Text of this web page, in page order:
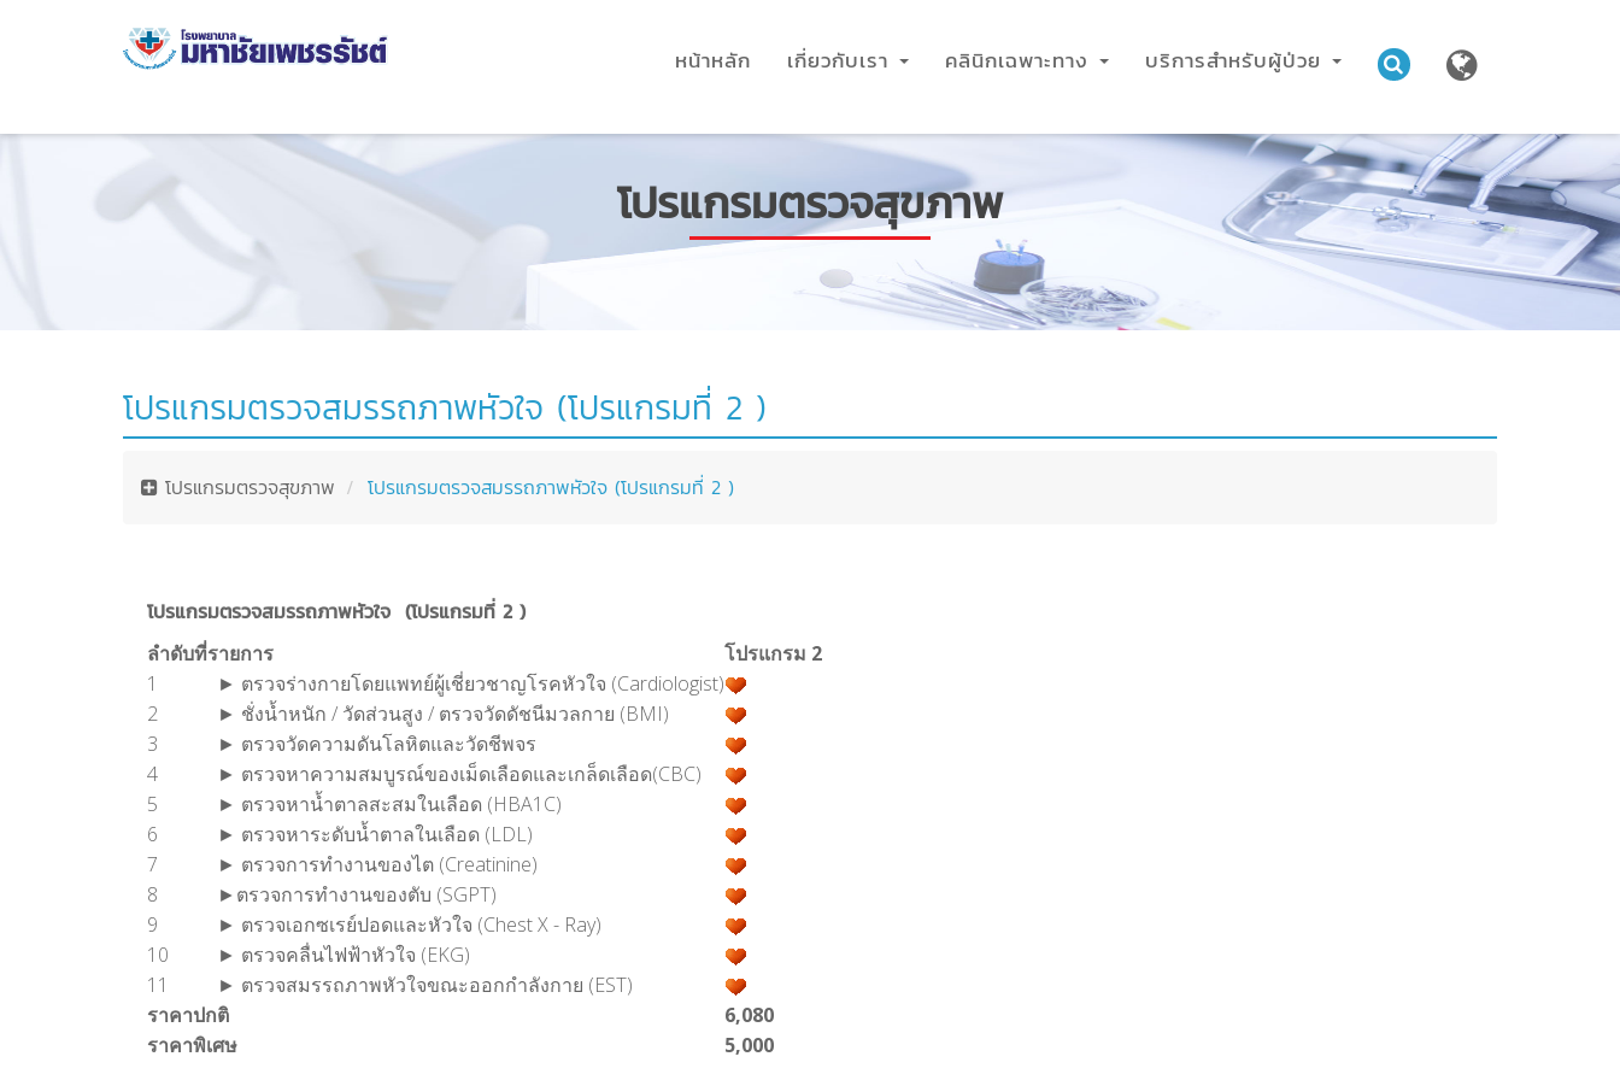
หน้าหลัก เกี่ยวกับเรา คลินิกเฉพาะทาง บริการสำหรับผู้ป่วย
โปรแกรมตรวจสุขภาพ
โปรแกรมตรวจสมรรถภาพหัวใจ (โปรแกรมที่ 2 )
โปรแกรมตรวจสุขภาพ โปรแกรมตรวจสมรรถภาพหัวใจ (โปรแกรมที่ 2 )
โปรแกรมตรวจสมรรถภาพหัวใจ (โปรแกรมที่ 2 )
ลำดับที่รายการ
โปรแกรม 2
1
► ตรวจร่างกายโดยแพทย์ผู้เชี่ยวชาญโรคหัวใจ (Cardiologist)
2
► ชั่งน้ำหนัก / วัดส่วนสูง / ตรวจวัดดัชนีมวลกาย (BMI)
3
► ตรวจวัดความดันโลหิตและวัดชีพจร
4
► ตรวจหาความสมบูรณ์ของเม็ดเลือดและเกล็ดเลือด(CBC)
5
► ตรวจหาน้ำตาลสะสมในเลือด (HBA1C)
6
► ตรวจหาระดับน้ำตาลในเลือด (LDL)
7
► ตรวจการทำงานของไต (Creatinine)
8
►ตรวจการทำงานของตับ (SGPT)
9
► ตรวจเอกซเรย์ปอดและหัวใจ (Chest X - Ray)
10
► ตรวจคลื่นไฟฟ้าหัวใจ (EKG)
11
► ตรวจสมรรถภาพหัวใจขณะออกกำลังกาย (EST)
ราคาปกติ
6,080
ราคาพิเศษ
5,000